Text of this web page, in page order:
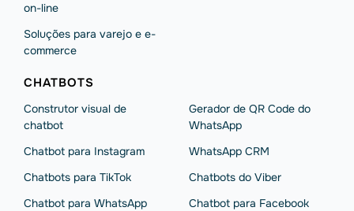
on-line
Soluções para varejo e e-
commerce
CHATBOTS
Construtor visual de
chatbot
Chatbot para Instagram
Chatbots para TikTok
Chatbot para WhatsApp
Gerador de QR Code do
WhatsApp
WhatsApp CRM
Chatbots do Viber
Chatbot para Facebook